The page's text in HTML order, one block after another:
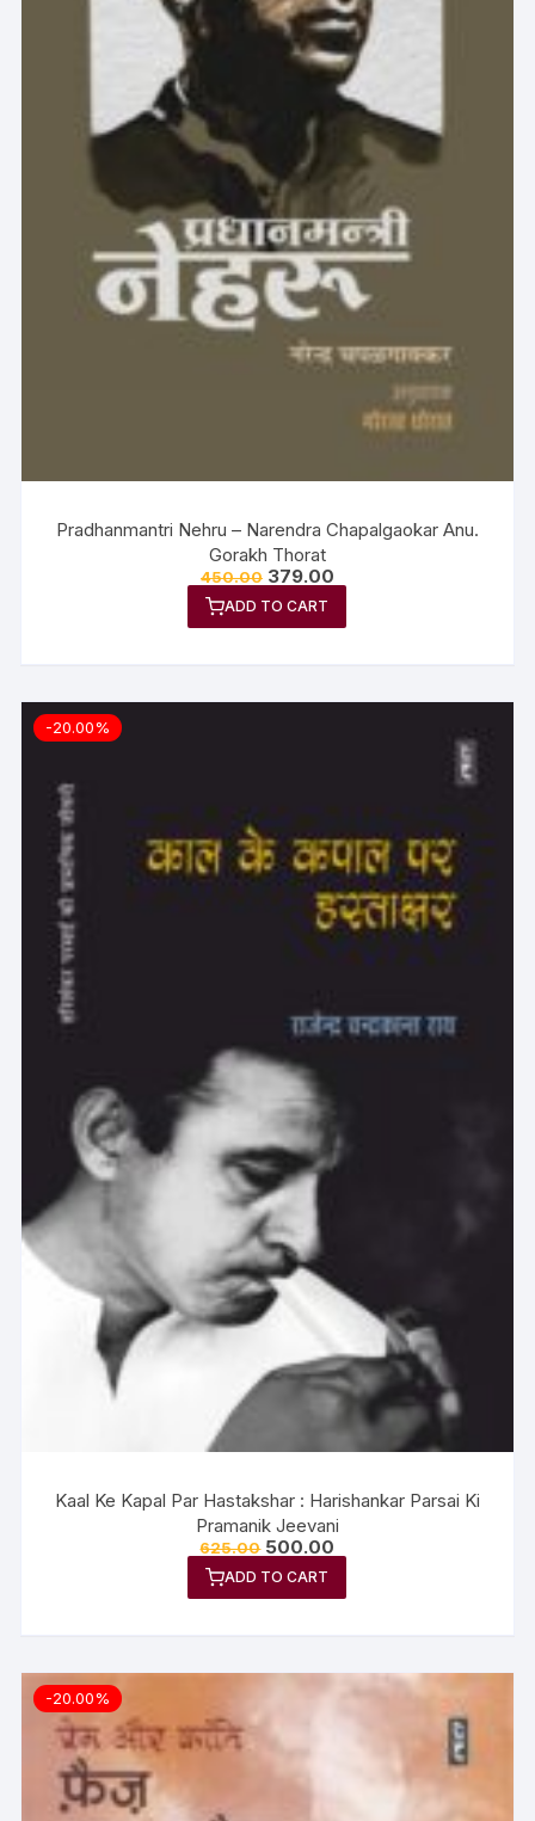
Pradhanmantri Nehru – Narendra Chapalgaokar Anu.
Gorakh Thorat
450.00 379.00
ADD TO CART
-20.00%
Kaal Ke Kapal Par Hastakshar : Harishankar Parsai Ki
Pramanik Jeevani
625.00 500.00
ADD TO CART
-20.00%